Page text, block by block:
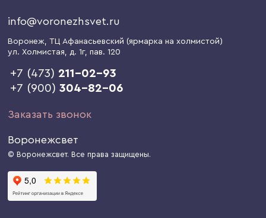
info@voronezhsvet.ru
Воронеж, ТЦ Афанасьевский (ярмарка на холмистой)
ул. Холмистая, д. 1г, пав. 120
+7 (473) 211-02-93
+7 (900)304-82-06
Заказать звонок
Воронежсвет
© Воронежсвет. Все права защищены.